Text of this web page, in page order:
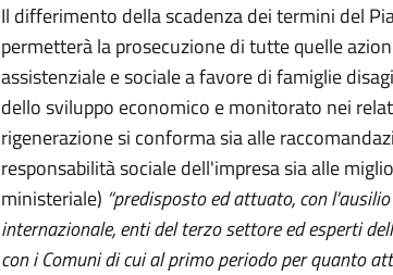
Il differimento della scadenza dei termini del
permetterà la prosecuzione di tutte quelle
assistenziale e sociale a favore di famiglie
dello sviluppo economico e monitorato nei
rigenerazione si conforma sia alle
responsabilità sociale dell'impresa sia alle
ministeriale) “predisposto ed attuato, con
internazionale, enti del terzo settore ed esperti
con i Comuni di cui al primo periodo per quanto